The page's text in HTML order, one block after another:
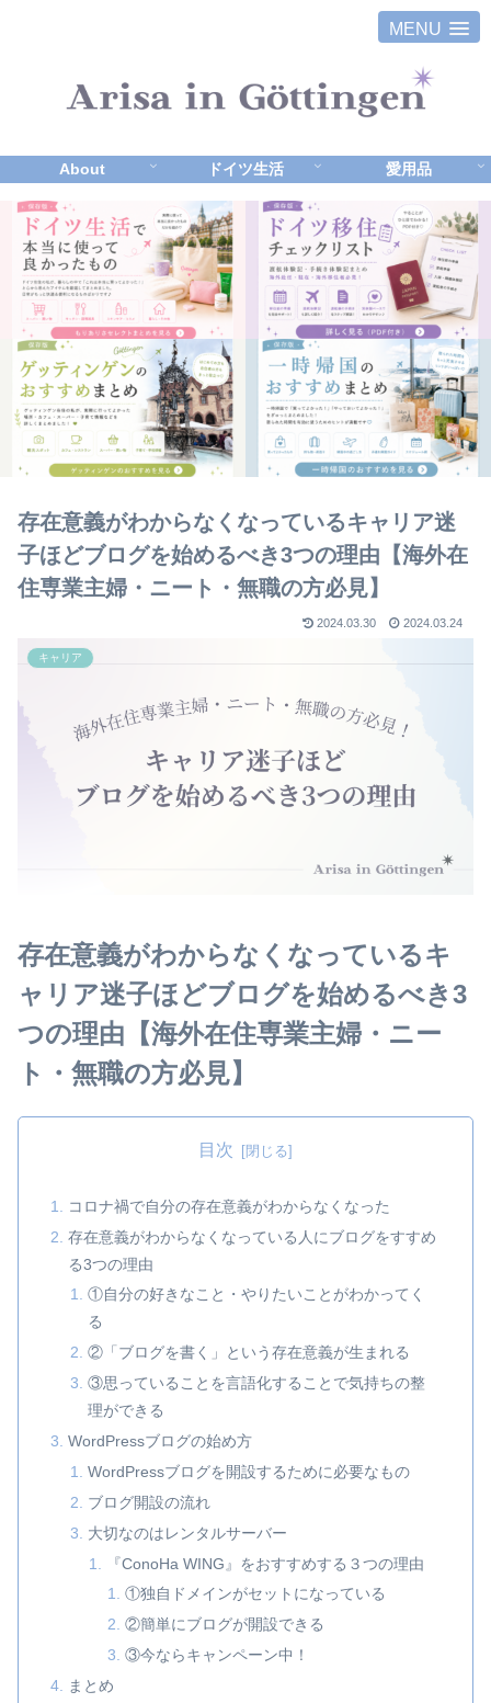
MENU
About ドイツ生活 愛用品
存在意義がわからなくなっているキャリア迷
子ほどブログを始めるべき3つの理由【海外在
住専業主婦・ニート・無職の方必見】
2024.03.30 2024.03.24
キャリア
存在意義がわからなくなっているキ
ャリア迷子ほどブログを始めるべき3
つの理由【海外在住専業主婦・ニー
ト・無職の方必見】
目次
コロナ禍で自分の存在意義がわからなくなった
存在意義がわからなくなっている人にブログをすすめ
る3つの理由
①自分の好きなこと・やりたいことがわかってく
る
②「ブログを書く」という存在意義が生まれる
③思っていることを言語化することで気持ちの整
理ができる
WordPressブログの始め方
WordPressブログを開設するために必要なもの
ブログ開設の流れ
大切なのはレンタルサーバー
『ConoHa WING』をおすすめする３つの理由
①独自ドメインがセットになっている
②簡単にブログが開設できる
③今ならキャンペーン中！
まとめ